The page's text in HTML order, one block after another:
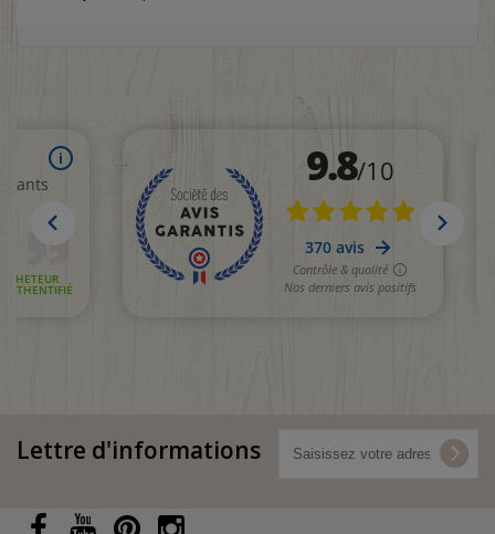
Lettre d'informations